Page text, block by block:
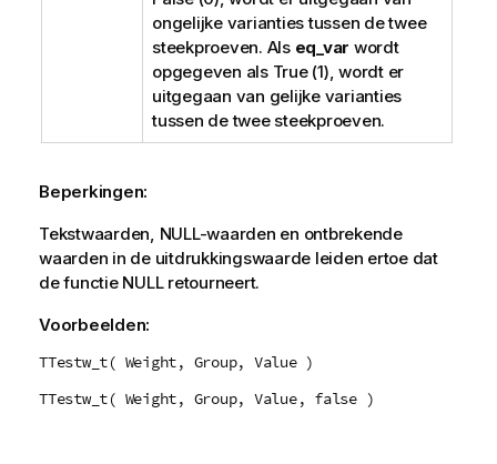
ongelijke varianties tussen de twee
steekproeven. Als eq_var wordt
opgegeven als True(1), wordt er
uitgegaan van gelijke varianties
tussen de twee steekproeven.
Beperkingen:
Tekstwaarden, NULL-waarden en ontbrekende
waarden in de uitdrukkingswaarde leiden ertoe dat
de functie NULLretourneert.
Voorbeelden:
TTestw_t( Weight, Group, Value )
TTestw_t( Weight, Group, Value, false )